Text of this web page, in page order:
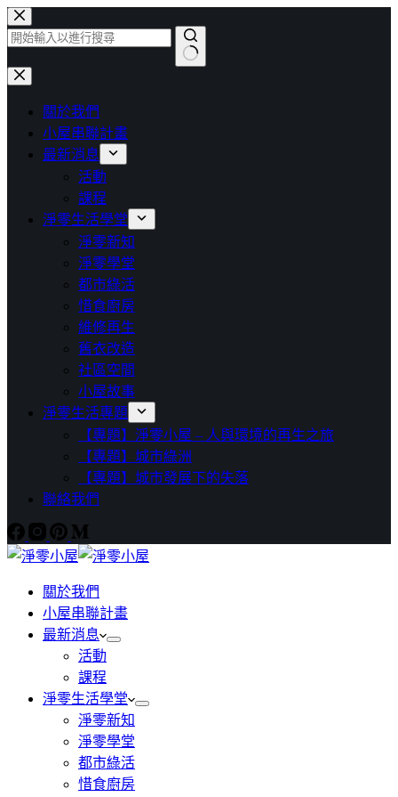
跳
至
要
找
關於我們
小屋串聯計畫
最新消息
活動
課程
淨零生活學堂
淨零新知
淨零學堂
都市綠活
惜食廚房
維修再生
舊衣改造
社區空間
小屋故事
淨零生活專題
【專題】淨零小屋 – 人與環境的再生之旅
【專題】城市綠洲
【專題】城市發展下的失落
聯絡我們
關於我們
小屋串聯計畫
最新消息
活動
課程
淨零生活學堂
淨零新知
淨零學堂
都市綠活
惜食廚房